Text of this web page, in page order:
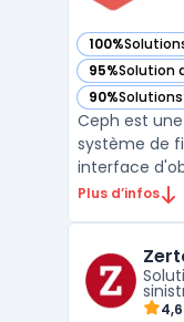
100%
— voir Ceph
95%Solution
— voir Ceph
90%
— voir Ceph
Ceph est
système de
interface
et de
hautement
Plus d’infos
4,6